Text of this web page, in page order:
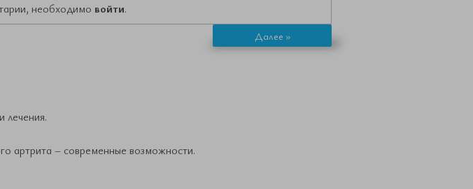
необходимо войти.
Далее »
лечения.
артрита – современные возможности.